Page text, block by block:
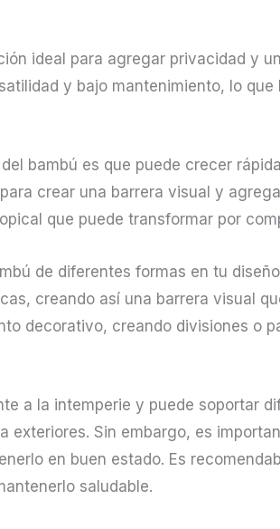
ideal para agregar privacidad y
y bajo mantenimiento, lo
bambú es que puede crecer
crear una barrera visual y
que puede transformar por
de diferentes formas en tu
creando así una barrera visual
decorativo, creando divisiones o
a la intemperie y puede soportar
exteriores. Sin embargo, es
en buen estado. Es
saludable.